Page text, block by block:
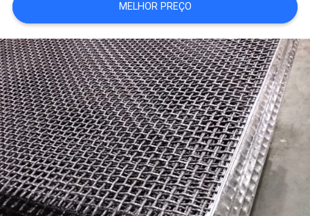
MAPA
DO
SITE
PRIVACY
POLICY
MELHOR PREÇO